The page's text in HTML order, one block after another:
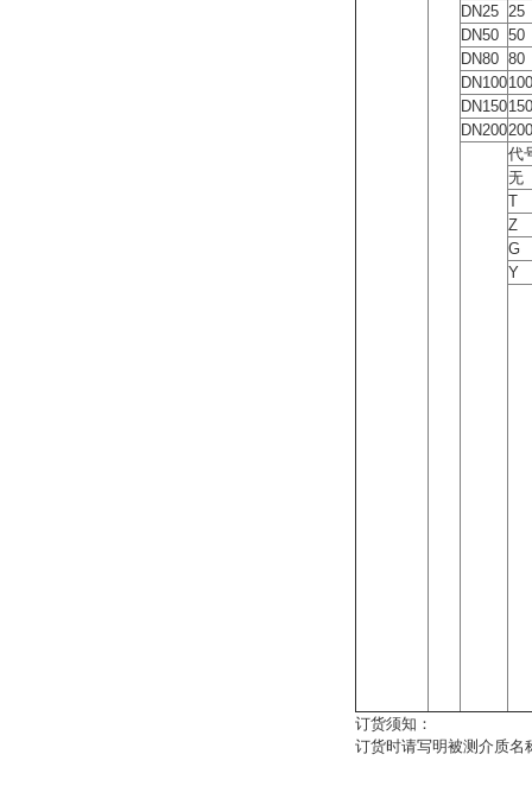
DN25 25
DN50 50
DN80 80
DN100100
DN150150
DN200200
代
无
T
Z
G
Y
订货须知：
订货时请写明被测介质名